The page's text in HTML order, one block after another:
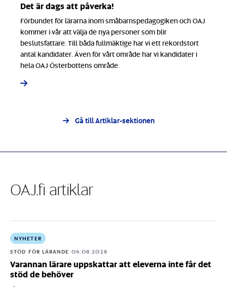
Det är dags att påverka!
Förbundet för lärarna inom småbarnspedagogiken och OAJ
kommer i vår att välja de nya personer som blir
beslutsfattare. Till båda fullmäktige har vi ett rekordstort
antal kandidater. Även för vårt område har vi kandidater i
hela OAJ Österbottens område.
Gå till Artiklar-sektionen
OAJ.fi artiklar
NYHETER
STÖD FÖR LÄRANDE 04.08.2026
Varannan lärare uppskattar att eleverna inte får det
stöd de behöver